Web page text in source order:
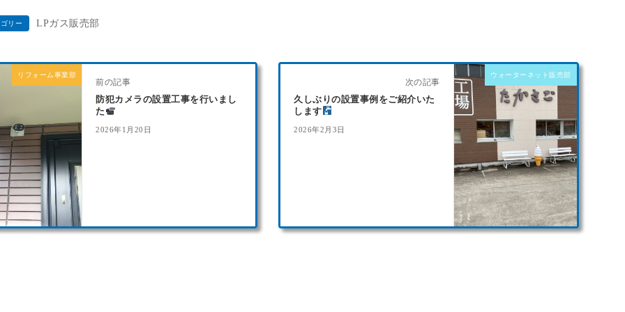
リー LPガス販売部
リフォーム事業部
前の記事
防犯カメラの設置工事を行いまし
た
2026年1月20日
ウォーターネット販売部
次の記事
久しぶりの設置事例をご紹介いた
します
2026年2月3日